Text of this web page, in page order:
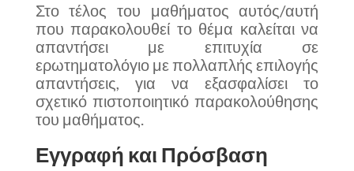
Στο τέλος του μαθήματος αυτός/αυτή
που παρακολουθεί το θέμα καλείται να
απαντήσει με επιτυχία σε
ερωτηματολόγιο με πολλαπλής επιλογής
απαντήσεις, για να εξασφαλίσει το
σχετικό πιστοποιητικό παρακολούθησης
του μαθήματος.
Εγγραφή και Πρόσβαση